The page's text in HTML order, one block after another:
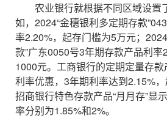
农业银行就根据不同区域设置
如，2024“金穗银利多定期存款
率2.20%，起存门槛为5万元；
款”广东0050号3年期存款产品利
1000元。工商银行的定期定量存款
利率优惠，3年期利率达到2.15%，
招商银行特色存款产品“月月存”显
率分别为1.85%和2%。